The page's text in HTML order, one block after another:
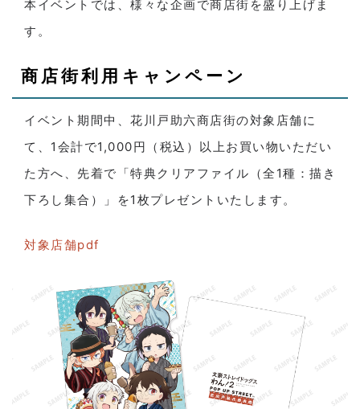
本イベントでは、様々な企画で商店街を盛り上げま
す。
商店街利用キャンペーン
イベント期間中、花川戸助六商店街の対象店舗に
て、1会計で1,000円（税込）以上お買い物いただい
た方へ、先着で「特典クリアファイル（全1種：描き
下ろし集合）」を1枚プレゼントいたします。
対象店舗pdf